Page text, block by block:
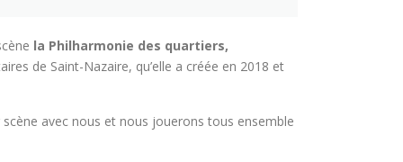
la Philharmonie des quartiers,
de Saint-Nazaire, qu’elle a créée en 2018 et
avec nous et nous jouerons tous ensemble